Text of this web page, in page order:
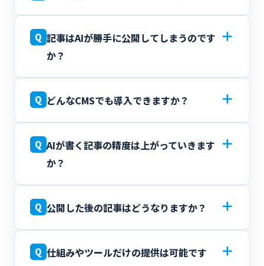
Q 記事はAIが勝手に公開してしまうのです
か？
＋
Q どんなCMSでも導入できますか？ ＋
Q AIが書く記事の精度は上がっていきます
か？
＋
Q 公開した後の記事はどうなりますか？ ＋
Q 仕組みやツールだけの提供は可能です
＋